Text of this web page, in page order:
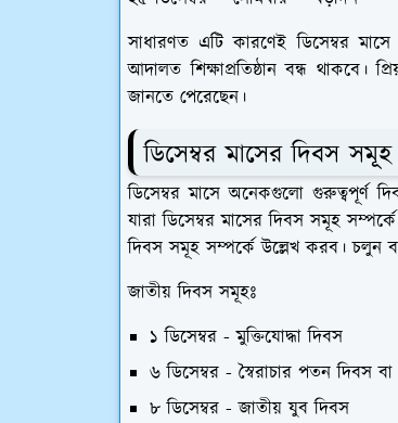
সাধারণত এটি কারণেই ডিসেম্বর
আদালত শিক্ষাপ্রতিষ্ঠান বন্ধ
জানতে পেরেছেন।
ডিসেম্বর মাসের দিবস সমূহ
ডিসেম্বর মাসে অনেকগুলো গুরুত্বপূর্ণ
যারা ডিসেম্বর মাসের দিবস সমূহ
দিবস সমূহ সম্পর্কে উল্লেখ করব। চলুন
জাতীয় দিবস সমূহঃ
১ ডিসেম্বর - মুক্তিযোদ্ধা দিবস
৬ ডিসেম্বর - স্বৈরাচার পতন দিবস
৮ ডিসেম্বর - জাতীয় যুব দিবস